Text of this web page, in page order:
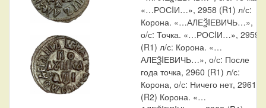
«…РОСIИ…», 2958 (R1) л/с:
Корона. «…АЛЕѮIЕВИЧЬ…»,
о/с: Точка. «…РОСIИ…», 2959
(R1) л/с: Корона. «…
АЛЕѮIЕВИЧЬ…», о/с: После
года точка, 2960 (R1) л/с:
Корона, о/с: Ничего нет, 2961
(R2) Корона. «…